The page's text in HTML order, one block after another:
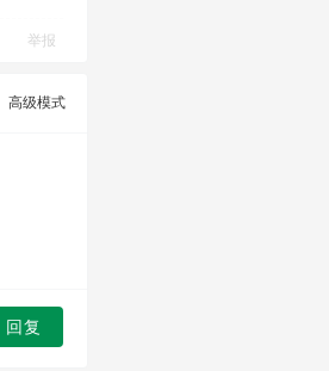
举报
高级模式
回复